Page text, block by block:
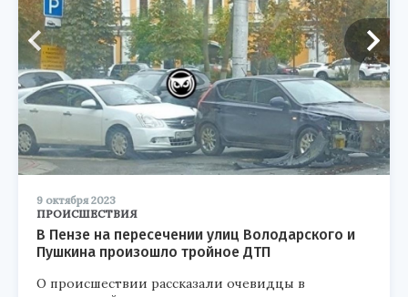
9 октября 2023
ПРОИСШЕСТВИЯ
В Пензе на пересечении улиц Володарского и
Пушкина произошло тройное ДТП
О происшествии рассказали очевидцы в